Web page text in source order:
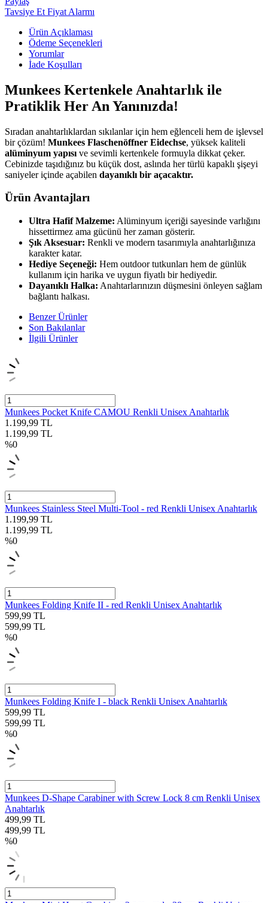
Tavsiye Et Fiyat Alarmı
Ürün Açıklaması
Ödeme Seçenekleri
Yorumlar
İade Koşulları
Munkees Kertenkele Anahtarlık ile
Pratiklik Her An Yanınızda!
Sıradan anahtarlıklardan sıkılanlar için hem eğlenceli hem de işlevsel
bir çözüm! Munkees Flaschenöffner Eidechse, yüksek kaliteli
alüminyum yapısı ve sevimli kertenkele formuyla dikkat çeker.
Cebinizde taşıdığınız bu küçük dost, aslında her türlü kapaklı şişeyi
saniyeler içinde açabilen dayanıklı bir açacaktır.
Ürün Avantajları
Ultra Hafif Malzeme: Alüminyum içeriği sayesinde varlığını
hissettirmez ama gücünü her zaman gösterir.
Şık Aksesuar: Renkli ve modern tasarımıyla anahtarlığınıza
karakter katar.
Hediye Seçeneği: Hem outdoor tutkunları hem de günlük
kullanım için harika ve uygun fiyatlı bir hediyedir.
Dayanıklı Halka: Anahtarlarınızın düşmesini önleyen sağlam
bağlantı halkası.
Benzer Ürünler
Son Bakılanlar
İlgili Ürünler
Munkees Pocket Knife CAMOU Renkli Unisex Anahtarlık
1.199,99 TL
1.199,99 TL
%0
Munkees Stainless Steel Multi-Tool - red Renkli Unisex Anahtarlık
1.199,99 TL
1.199,99 TL
%0
Munkees Folding Knife II - red Renkli Unisex Anahtarlık
599,99 TL
599,99 TL
%0
Munkees Folding Knife I - black Renkli Unisex Anahtarlık
599,99 TL
599,99 TL
%0
Munkees D-Shape Carabiner with Screw Lock 8 cm Renkli Unisex
Anahtarlık
499,99 TL
499,99 TL
%0